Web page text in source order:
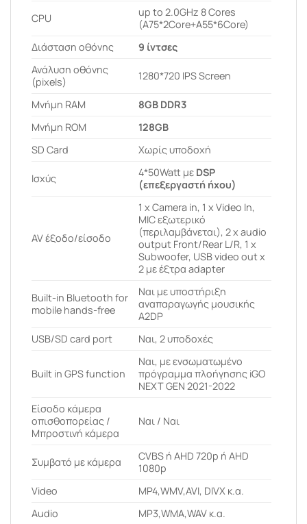
CPU
up to 2.0GHz 8 Cores
(A75*2Core+A55*6Core)
Διάσταση οθόνης
9 ίντσες
Ανάλυση οθόνης
(pixels)
1280*720 IPS Screen
Μνήμη RAM
8GB DDR3
Μνήμη ROM
128GB
SD Card
Χωρίς υποδοχή
Ισχύς 4*50Watt με DSP
(επεξεργαστή ήχου)
AV έξοδο/είσοδο
1 x Camera in, 1 x Video In,
MIC εξωτερικό
(περιλαμβάνεται), 2 x audio
output Front/Rear L/R, 1 x
Subwoofer, USB video out x
2 με έξτρα adapter
Built-in Bluetooth for
mobile hands-free
Ναι με υποστήριξη
αναπαραγωγής μουσικής
A2DP
USB/SD card port
Ναι, 2 υποδοχές
Built in GPS function
Ναι, με ενσωματωμένο
πρόγραμμα πλοήγησης iGO
NEXT GEN 2021-2022
Είσοδο κάμερα
οπισθοπορείας /
Μπροστινή κάμερα
Ναι / Ναι
Συμβατό με κάμερα
CVBS ή AHD 720p ή AHD
1080p
Video
MP4,WMV,AVI, DIVX κ.α.
Audio
MP3,WMA,WAV κ.α.